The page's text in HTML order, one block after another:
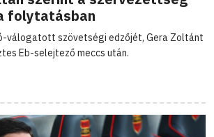
folytatásban
válogatott szövetségi edzőjét, Gera Zoltánt
Eb-selejtező meccs után.